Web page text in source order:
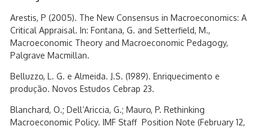
Arestis, P (2005). The New Consensus in Macroeconomics: A
Critical Appraisal. In: Fontana, G. and Setterfield, M.,
Macroeconomic Theory and Macroeconomic Pedagogy,
Palgrave Macmillan.
Belluzzo, L. G. e Almeida. J.S. (1989). Enriquecimento e
produção. Novos Estudos Cebrap 23.
Blanchard, O.; Dell’Ariccia, G.; Mauro, P. Rethinking
Macroeconomic Policy. IMF Staff Position Note (February 12,